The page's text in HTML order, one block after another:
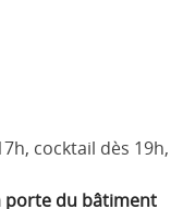
cocktail dès 19h,
porte du bâtiment